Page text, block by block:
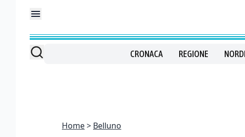
CRONACA REGIONE
Home Belluno